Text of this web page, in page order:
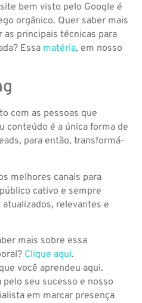
bem visto pelo Google é
orgânico. Quer saber mais
principais técnicas para
Essa matéria, em nosso
com as pessoas que
conteúdo é a única forma de
para então, transformá-
melhores canais para
cativo e sempre
relevantes e
mais sobre essa
Clique aqui.
você aprendeu aqui.
seu sucesso e nosso
em marcar presença